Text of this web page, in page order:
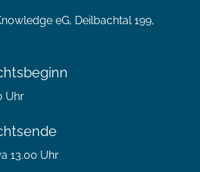
eG, Deilbachtal 199,
Uhr
13.00 Uhr